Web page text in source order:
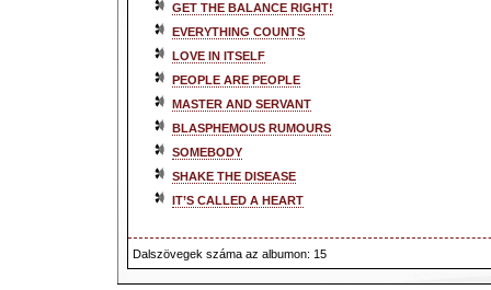
GET THE BALANCE RIGHT!
EVERYTHING COUNTS
LOVE IN ITSELF
PEOPLE ARE PEOPLE
MASTER AND SERVANT
BLASPHEMOUS RUMOURS
SOMEBODY
SHAKE THE DISEASE
IT’S CALLED A HEART
Dalszövegek száma az albumon: 15